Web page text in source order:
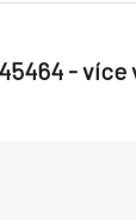
- více